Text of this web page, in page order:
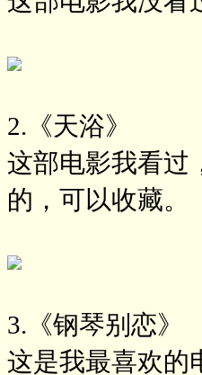
2.《天浴》
这部电影我看过
的，可以收藏。
3.《钢琴别恋》
这是我最喜欢的